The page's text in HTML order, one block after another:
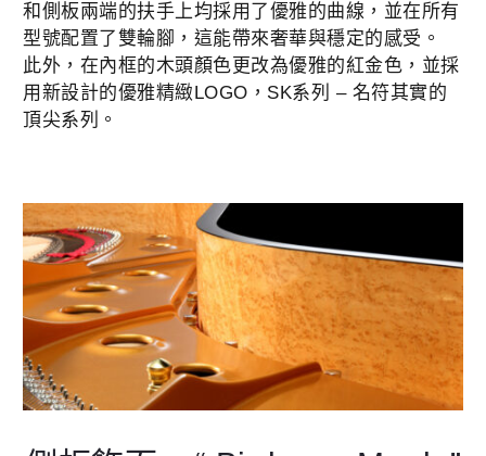
和側板兩端的扶手上均採用了優雅的曲線，並在所有
型號配置了雙輪腳，這能帶來奢華與穩定的感受。
此外，在內框的木頭顏色更改為優雅的紅金色，並採
用新設計的優雅精緻LOGO，SK系列 – 名符其實的
頂尖系列。